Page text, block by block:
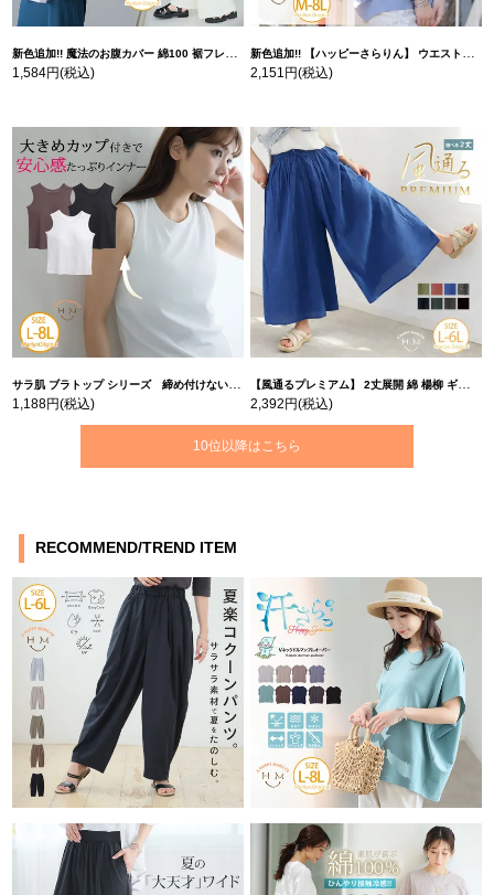
新色追加!! 魔法のお腹カバー 綿100 裾フレア Tシャツ | 大きいサイズの通販ならハッピーマリリン
1,584円(税込)
新色追加!! 【ハッピーさらりん】 ウエストタック入り スッキリ魅せ コクーントップス | 大きいサイズの通販ならハッピーマリリン
2,151円(税込)
サラ肌 ブラトップ シリーズ 締め付けない リブ タンクトップ | 大きいサイズの通販ならハッピーマリリン
1,188円(税込)
【風通るプレミアム】 2丈展開 綿 楊柳 ギャザー フレア スカンツ 【ウェストゴム】 | 大きいサイズの通販ならハッピーマリリン
2,392円(税込)
10位以降はこちら
RECOMMEND/TREND ITEM